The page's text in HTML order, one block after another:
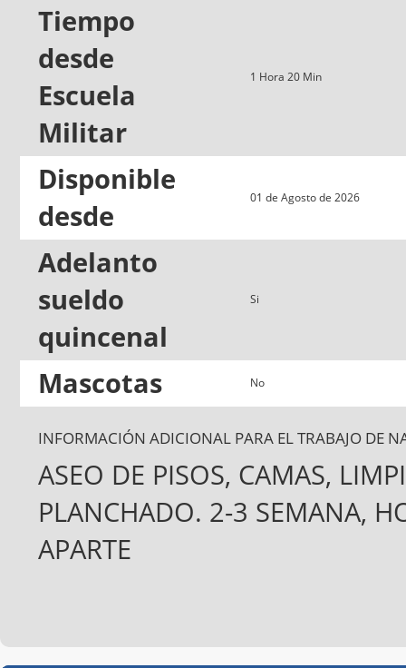
Tiempo
desde
Escuela
Militar
1 Hora 20 Min
Disponible
desde
01 de Agosto de 2026
Adelanto
sueldo
quincenal
Si
Mascotas No
INFORMACIÓN ADICIONAL PARA EL TRABAJO DE
ASEO DE PISOS, CAMAS,
PLANCHADO. 2-3 SEMANA,
APARTE